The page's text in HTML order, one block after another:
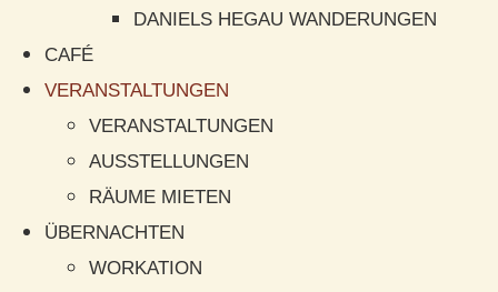
DANIELS HEGAU WANDERUNGEN
CAFÉ
VERANSTALTUNGEN
VERANSTALTUNGEN
AUSSTELLUNGEN
RÄUME MIETEN
ÜBERNACHTEN
WORKATION